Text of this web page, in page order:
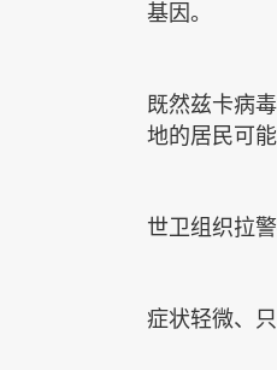
基因。
既然兹卡病
地的居民可
世卫组织拉
症状轻微、